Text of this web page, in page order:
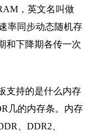
，英文名叫做
率同步动态随机存
和下降期各传一次
支持的是什么内存
几的内存条。内存
、DDR2、